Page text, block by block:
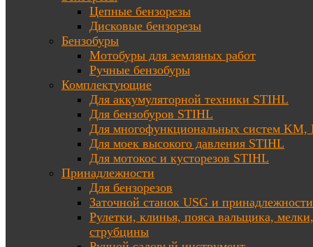
Цепные бензорезы
Дисковые бензорезы
Бензобуры
Мотобуры для земляных работ
Ручные бензобуры
Комплектующие
Для аккумуляторной техники STIHL
Для бензобуров STIHL
Для многофункциональных систем KM,
Для моек высокого давления STIHL
Для мотокос и кусторезов STIHL
Принадлежности
Для бензорезов
Заточной станок USG и принадлежности
Рулетки, клинья, пояса вальщика, мелки,
струбцины